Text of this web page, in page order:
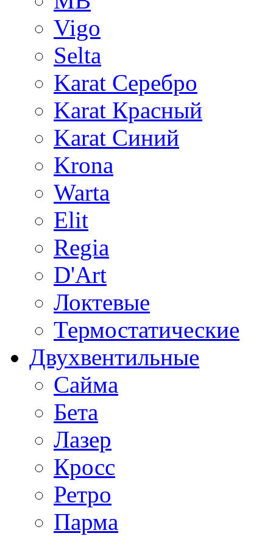
Vigo
Selta
Karat Серебро
Karat Красный
Karat Синий
Krona
Warta
Elit
Regia
D'Art
Локтевые
Термостатические
Двухвентильные
Сайма
Бета
Лазер
Кросс
Ретро
Парма